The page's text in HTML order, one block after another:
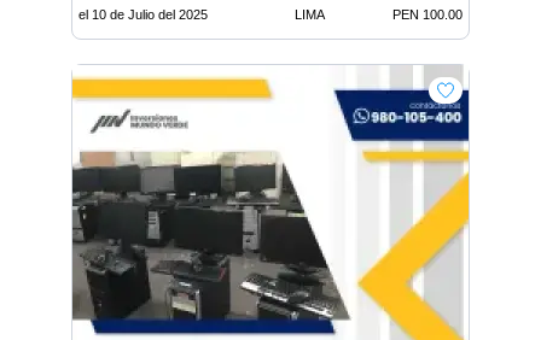
el 10 de Julio del 2025 LIMA PEN 100.00